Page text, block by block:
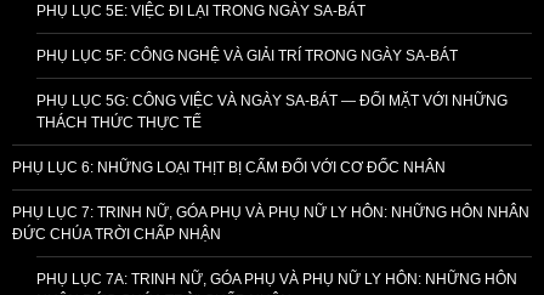
PHỤ LỤC 5E: VIỆC ĐI LẠI TRONG NGÀY SA-BÁT
PHỤ LỤC 5F: CÔNG NGHỆ VÀ GIẢI TRÍ TRONG NGÀY SA-BÁT
PHỤ LỤC 5G: CÔNG VIỆC VÀ NGÀY SA-BÁT — ĐỐI MẶT VỚI NHỮNG
THÁCH THỨC THỰC TẾ
PHỤ LỤC 6: NHỮNG LOẠI THỊT BỊ CẤM ĐỐI VỚI CƠ ĐỐC NHÂN
PHỤ LỤC 7: TRINH NỮ, GÓA PHỤ VÀ PHỤ NỮ LY HÔN: NHỮNG HÔN NHÂN
ĐỨC CHÚA TRỜI CHẤP NHẬN
PHỤ LỤC 7A: TRINH NỮ, GÓA PHỤ VÀ PHỤ NỮ LY HÔN: NHỮNG HÔN